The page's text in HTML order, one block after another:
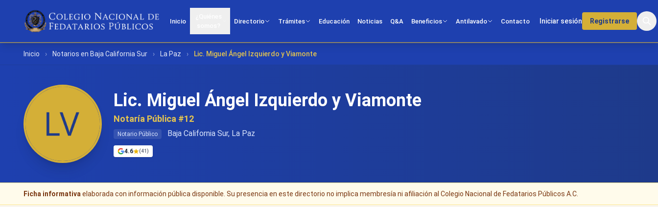
Inicio Directorio Trámites Educación Noticias Q&A Beneficios Antilavado Contacto Iniciar sesión Registrarse
Inicio › Notarios en Baja California Sur › La Paz › Lic. Miguel Ángel Izquierdo y Viamonte
Lic. Miguel Ángel Izquierdo y Viamonte
Notaría Pública #12
Notario Público Baja California Sur, La Paz
4.6 (41)
Ficha informativa elaborada con información pública disponible. Su presencia en este directorio no implica membresía ni afiliación al Colegio Nacional de Fedatarios Públicos A.C.